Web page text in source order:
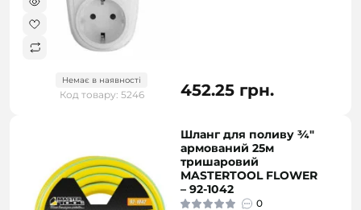
Немає в наявності
Код товару: 5246 452.25 грн.
Шланг для поливу ¾"
армований 25м
тришаровий
MASTERTOOL FLOWER
– 92-1042
0